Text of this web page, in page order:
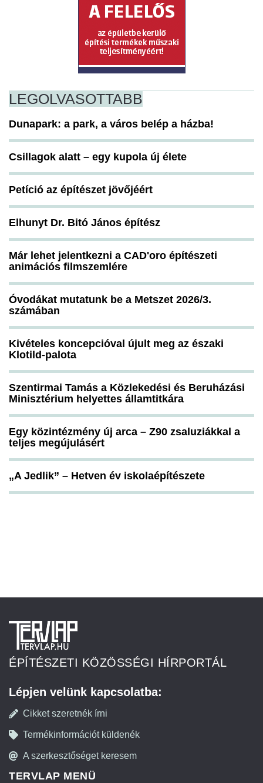
LEGOLVASOTTABB
Dunapark: a park, a város belép a házba!
Csillagok alatt – egy kupola új élete
Petíció az építészet jövőjéért
Elhunyt Dr. Bitó János építész
Már lehet jelentkezni a CAD'oro építészeti
animációs filmszemlére
Óvodákat mutatunk be a Metszet 2026/3.
számában
Kivételes koncepcióval újult meg az északi
Klotild-palota
Szentirmai Tamás a Közlekedési és Beruházási
Minisztérium helyettes államtitkára
Egy közintézmény új arca – Z90 zsaluziákkal a
teljes megújulásért
„A Jedlik” – Hetven év iskolaépítészete
ÉPÍTÉSZETI KÖZÖSSÉGI HÍRPORTÁL
Lépjen velünk kapcsolatba:
Cikket szeretnék írni
Termékinformációt küldenék
A szerkesztőséget keresem
TERVLAP MENÜ